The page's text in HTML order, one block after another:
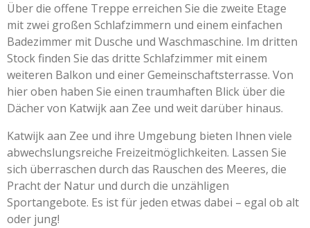
Über die offene Treppe erreichen Sie die zweite Etage
mit zwei großen Schlafzimmern und einem einfachen
Badezimmer mit Dusche und Waschmaschine. Im dritten
Stock finden Sie das dritte Schlafzimmer mit einem
weiteren Balkon und einer Gemeinschaftsterrasse. Von
hier oben haben Sie einen traumhaften Blick über die
Dächer von Katwijk aan Zee und weit darüber hinaus.
Katwijk aan Zee und ihre Umgebung bieten Ihnen viele
abwechslungsreiche Freizeitmöglichkeiten. Lassen Sie
sich überraschen durch das Rauschen des Meeres, die
Pracht der Natur und durch die unzähligen
Sportangebote. Es ist für jeden etwas dabei – egal ob alt
oder jung!